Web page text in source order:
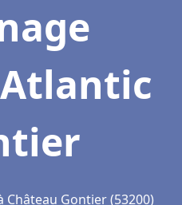
Gontier (53200)